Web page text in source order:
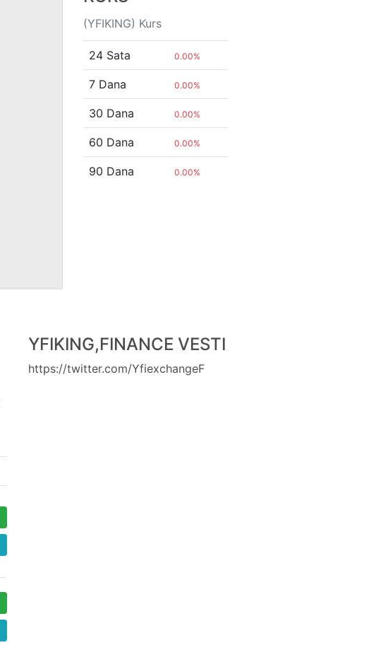
(YFIKING) Kurs
24 Sata 0.00%
7 Dana 0.00%
30 Dana 0.00%
60 Dana 0.00%
90 Dana 0.00%
YFIKING,FINANCE VESTI
https://twitter.com/YfiexchangeF